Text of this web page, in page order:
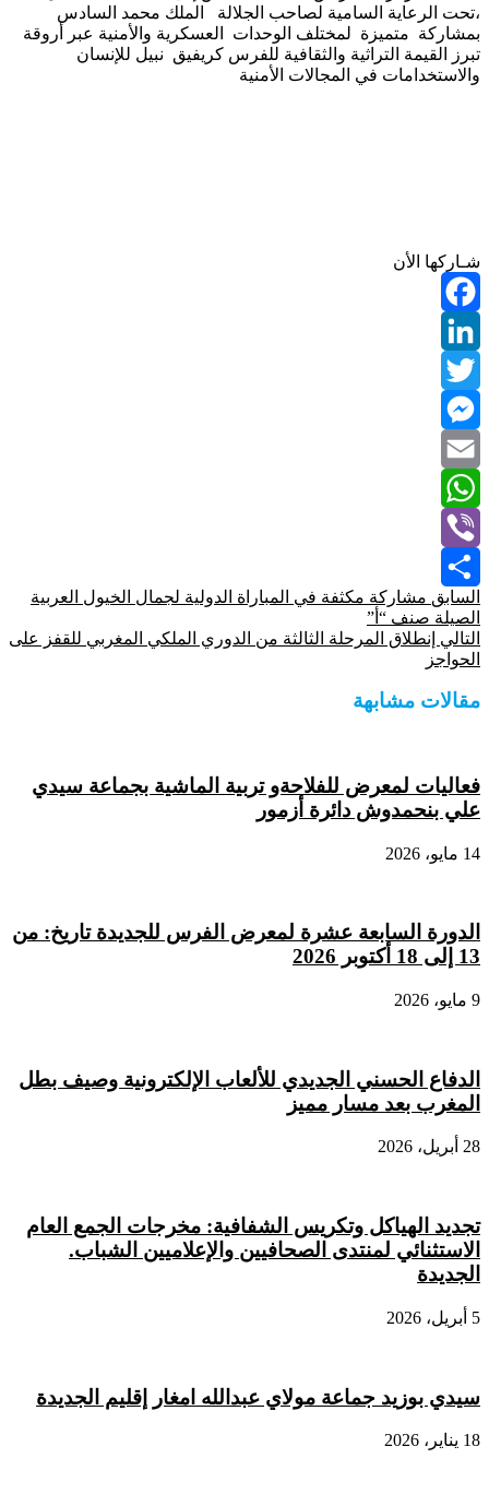
،تحت الرعاية السامية لصاحب الجلالة الملك محمد السادس
بمشاركة متميزة لمختلف الوحدات العسكرية والأمنية عبر أروقة
تبرز القيمة التراثية والثقافية للفرس كريفيق نبيل للإنسان
والاستخدامات في المجالات الأمنية
شـاركها الأن
Facebook
LinkedIn
Twitter
Messenger
Email
WhatsApp
Viber
Share
السابق مشاركة مكثفة في المباراة الدولية لجمال الخيول العربية
الصيلة صنف “أ”
التالي إنطلاق المرحلة الثالثة من الدوري الملكي المغربي للقفز على
الحواجز
مقالات مشابهة
فعاليات لمعرض للفلاحةو تربية الماشية بجماعة سيدي
علي بنحمدوش دائرة أزمور
14 مايو، 2026
الدورة السابعة عشرة لمعرض الفرس للجديدة تاريخ: من
13 إلى 18 أكتوبر 2026
9 مايو، 2026
الدفاع الحسني الجديدي للألعاب الإلكترونية وصيف بطل
المغرب بعد مسار مميز
28 أبريل، 2026
تجديد الهياكل وتكريس الشفافية: مخرجات الجمع العام
الاستثنائي لمنتدى الصحافيين والإعلاميين الشباب.
الجديدة
5 أبريل، 2026
سيدي بوزيد جماعة مولاي عبدالله امغار إقليم الجديدة
18 يناير، 2026